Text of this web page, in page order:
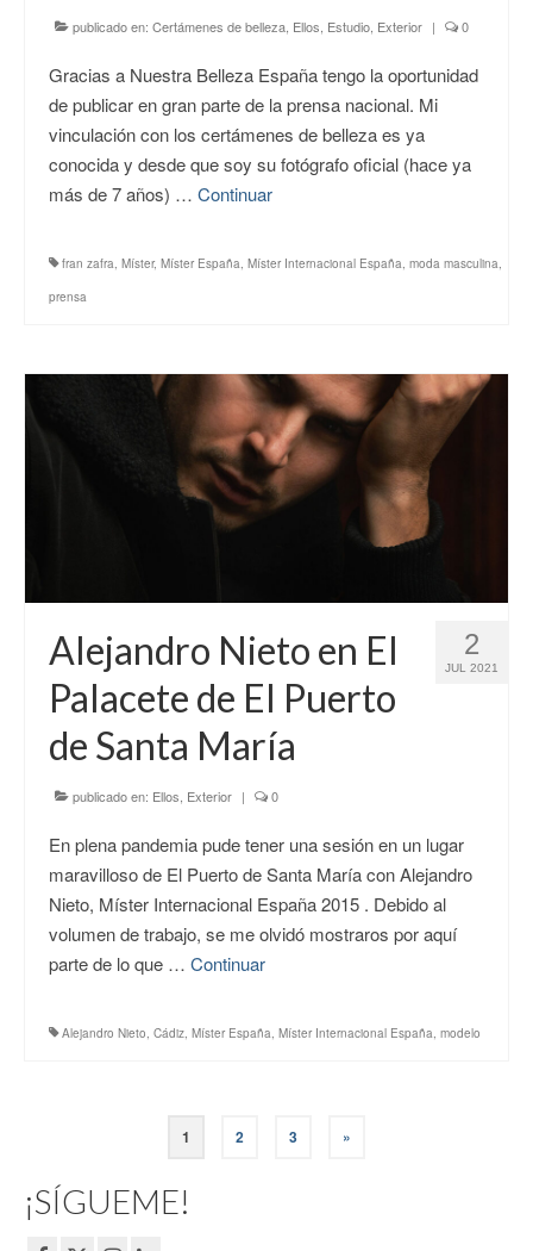
publicado en: Certámenes de belleza Ellos Estudio Exterior | 0
Gracias a Nuestra Belleza España tengo la oportunidad
de publicar en gran parte de la prensa nacional. Mi
vinculación con los certámenes de belleza es ya
conocida y desde que soy su fotógrafo oficial (hace ya
más de 7 años) … Continuar
fran zafra, Míster, Míster España, Míster Internacional España, moda masculina,
prensa
2
JUL 2021
Alejandro Nieto en El
Palacete de El Puerto
de Santa María
publicado en: Ellos Exterior | 0
En plena pandemia pude tener una sesión en un lugar
maravilloso de El Puerto de Santa María con Alejandro
Nieto, Míster Internacional España 2015 . Debido al
volumen de trabajo, se me olvidó mostraros por aquí
parte de lo que … Continuar
Alejandro Nieto, Cádiz, Míster España, Míster Internacional España, modelo
Paginación
de
entradas
1 2 3 »
¡SÍGUEME!